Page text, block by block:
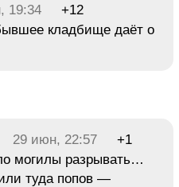
19:34
+12
кладбище даёт о
29 июн, 22:57
+1
могилы разрывать…
туда попов —